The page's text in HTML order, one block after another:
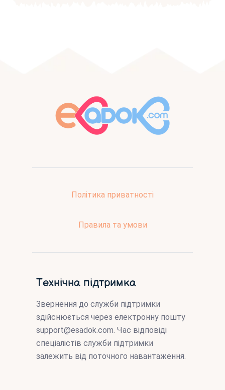
Політика приватності
Правила та умови
Технічна підтримка
Звернення до служби підтримки
здійснюється через електронну пошту
support@esadok.com. Час відповіді
спеціалістів служби підтримки
залежить від поточного навантаження.